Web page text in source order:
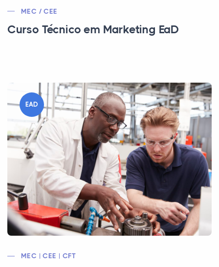
MEC / CEE
Curso Técnico em Marketing EaD
EAD
MEC | CEE | CFT